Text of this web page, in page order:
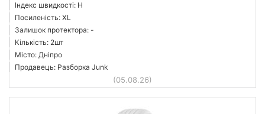
Індекс швидкості: H
Посиленість: XL
Залишок протектора: -
Кількість: 2шт
Місто: Дніпро
Продавець: Разборка Junk
(05.08.26)